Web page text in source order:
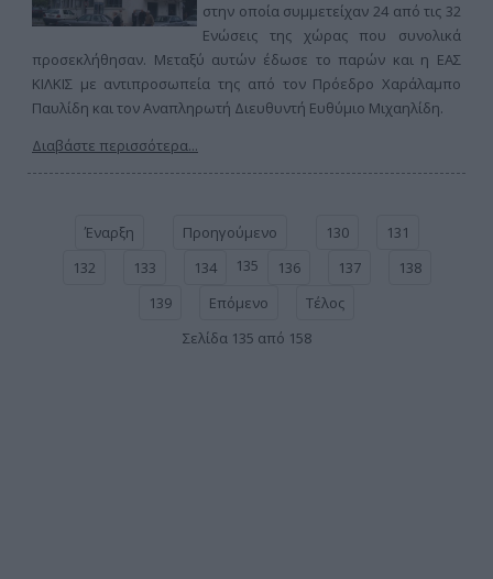
στην οποία συμμετείχαν 24 από τις 32
Ενώσεις της χώρας που συνολικά
προσεκλήθησαν. Μεταξύ αυτών έδωσε το παρών και η ΕΑΣ
ΚΙΛΚΙΣ με αντιπροσωπεία της από τον Πρόεδρο Χαράλαμπο
Παυλίδη και τον Αναπληρωτή Διευθυντή Ευθύμιο Μιχαηλίδη.
Διαβάστε περισσότερα...
Έναρξη Προηγούμενο 130
131
132
133 134 135 136 137
138
139
Επόμενο
Τέλος
Σελίδα 135 από 158